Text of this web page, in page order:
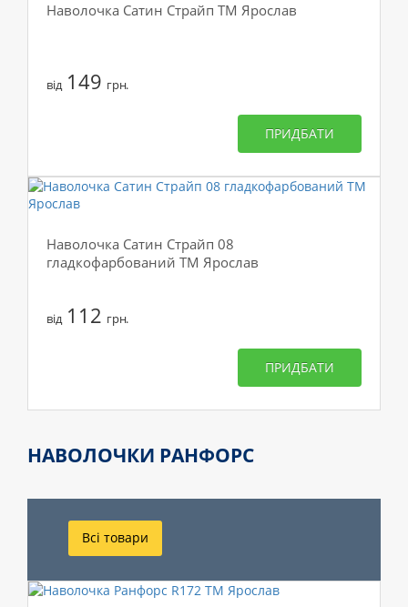
Наволочка Сатин Страйп ТМ Ярослав
від149 грн.
ПРИДБАТИ
Наволочка Сатин Страйп 08
гладкофарбований ТМ Ярослав
від112 грн.
ПРИДБАТИ
НАВОЛОЧКИ РАНФОРС
Всі товари